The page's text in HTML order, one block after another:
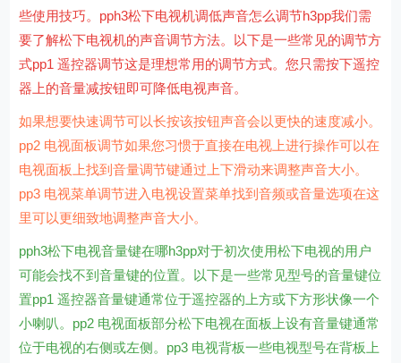
些使用技巧。pph3松下电视机调低声音怎么调节h3pp我们需
要了解松下电视机的声音调节方法。以下是一些常见的调节方
式pp1 遥控器调节这是理想常用的调节方式。您只需按下遥控
器上的音量减按钮即可降低电视声音。
如果想要快速调节可以长按该按钮声音会以更快的速度减小。
pp2 电视面板调节如果您习惯于直接在电视上进行操作可以在
电视面板上找到音量调节键通过上下滑动来调整声音大小。
pp3 电视菜单调节进入电视设置菜单找到音频或音量选项在这
里可以更细致地调整声音大小。
pph3松下电视音量键在哪h3pp对于初次使用松下电视的用户
可能会找不到音量键的位置。以下是一些常见型号的音量键位
置pp1 遥控器音量键通常位于遥控器的上方或下方形状像一个
小喇叭。pp2 电视面板部分松下电视在面板上设有音量键通常
位于电视的右侧或左侧。pp3 电视背板一些电视型号在背板上